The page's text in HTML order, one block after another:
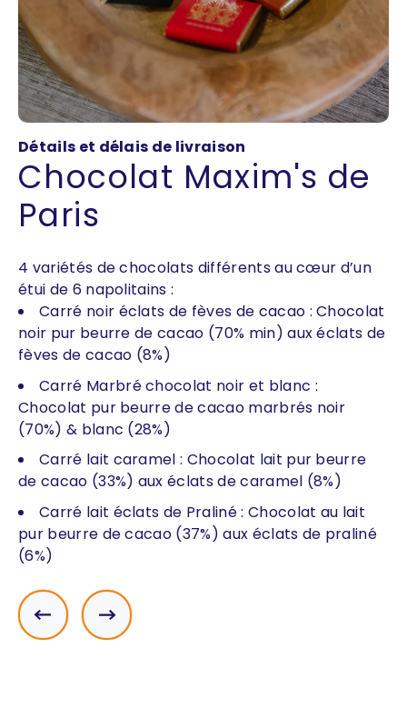
Détails et délais de livraison
Chocolat Maxim's de
Paris
4 variétés de chocolats différents au cœur d’un
étui de 6 napolitains :
Carré noir éclats de fèves de cacao : Chocolat
noir pur beurre de cacao (70% min) aux éclats de
fèves de cacao (8%)
Carré Marbré chocolat noir et blanc :
Chocolat pur beurre de cacao marbrés noir
(70%) & blanc (28%)
Carré lait caramel : Chocolat lait pur beurre
de cacao (33%) aux éclats de caramel (8%)
Carré lait éclats de Praliné : Chocolat au lait
pur beurre de cacao (37%) aux éclats de praliné
(6%)
PrécédentSuivant